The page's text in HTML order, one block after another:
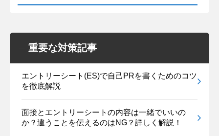
重要な対策記事
エントリーシート(ES)で自己PRを書くためのコツ
を徹底解説
面接とエントリーシートの内容は一緒でいいの
か？違うことを伝えるのはNG？詳しく解説！